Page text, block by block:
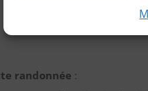
randonnée :